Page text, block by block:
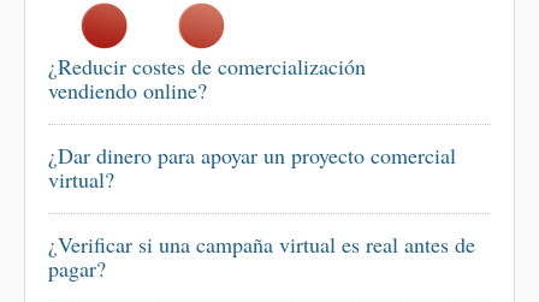
¿Reducir costes de comercialización
vendiendo online?
¿Dar dinero para apoyar un proyecto comercial
virtual?
¿Verificar si una campaña virtual es real antes de
pagar?